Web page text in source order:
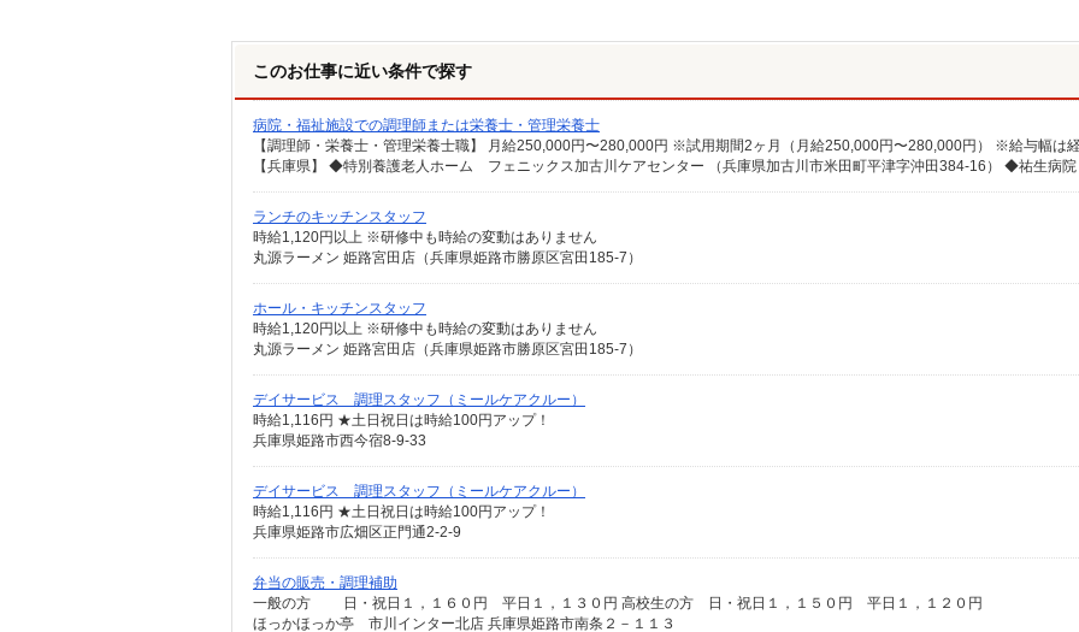
このお仕事に近い条件で探す
病院・福祉施設での調理師または栄養士・管理栄養士
ランチのキッチンスタッフ
時給1,120円以上 ※研修中も時給の変動はありません
丸源ラーメン 姫路宮田店（兵庫県姫路市勝原区宮田185-7）
ホール・キッチンスタッフ
時給1,120円以上 ※研修中も時給の変動はありません
丸源ラーメン 姫路宮田店（兵庫県姫路市勝原区宮田185-7）
デイサービス 調理スタッフ（ミールケアクルー）
時給1,116円 ★土日祝日は時給100円アップ！
兵庫県姫路市西今宿8-9-33
デイサービス 調理スタッフ（ミールケアクルー）
時給1,116円 ★土日祝日は時給100円アップ！
兵庫県姫路市広畑区正門通2-2-9
弁当の販売・調理補助
一般の方 日・祝日１，１６０円 平日１，１３０円 高校生の方 日・祝日１，１５０円 平日１，１２０円
ほっかほっか亭 市川インター北店 兵庫県姫路市南条２－１１３